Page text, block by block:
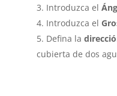
Introduzca el
Introduzca el
Defina la
cubierta de dos